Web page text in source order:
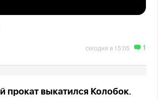
сегодня в 15:05 1
прокат выкатился Колобок.